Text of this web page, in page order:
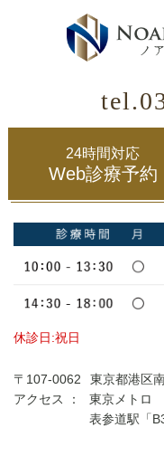
24時間対応
Web診療予約
休診日:祝日
〒107-0062
東京都港区
アクセス ：
東京メトロ
表参道駅「